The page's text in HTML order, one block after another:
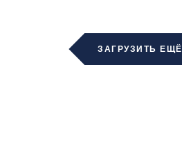
ЗАГРУЗИТЬ ЕЩЁ